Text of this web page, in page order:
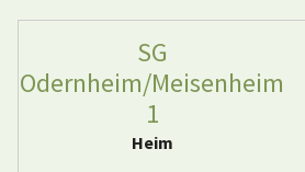
SG
Odernheim/Meisenheim
1
Heim